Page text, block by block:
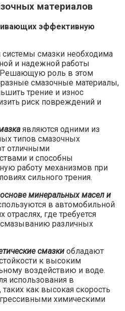
материалов
эффективную
смазки необходима
и надежной работы
Решающую роль в этом
смазочные материалы,
трение и износ
риск повреждений и
являются одними из
типов смазочных
отличными
и способны
работу механизмов при
сильного трения.
минеральных масел и
в автомобильной
где требуется
различных
смазки обладают
к высоким
воздействию и воде.
использования в
как высокая скорость
химическими